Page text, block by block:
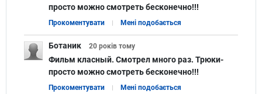
просто можно смотреть бесконечно!!!
Прокоментувати Мені подобається
Ботаник 20 років тому
Фильм класный. Смотрел много раз. Трюки-
просто можно смотреть бесконечно!!!
Прокоментувати Мені подобається